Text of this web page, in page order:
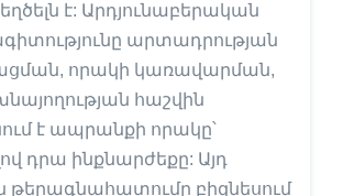
է: Արդյունաբերական
արտադրության
որակի կառավարման,
հաշվին
է ապրանքի որակը՝
դրա ինքնարժեքը: Այդ
թերագնահատումը բիզնեսում